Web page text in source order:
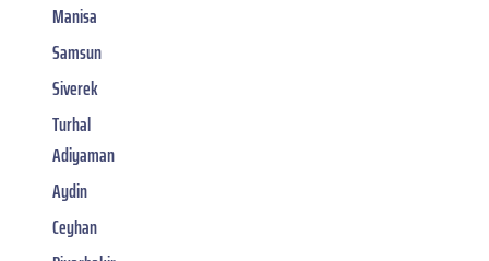
Manisa
Samsun
Siverek
Turhal
Adiyaman
Aydin
Ceyhan